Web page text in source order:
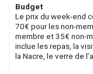
Budget
Le prix du week-end
70€ pour les non-
membre et 35€ non-
inclue les repas, la
la Nacre, le verre de